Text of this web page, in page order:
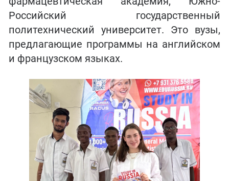
Российский государственный
политехнический университет. Это вузы,
предлагающие программы на английском
и французском языках.